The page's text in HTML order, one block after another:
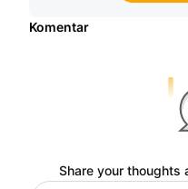
Komentar
Share your thoughts